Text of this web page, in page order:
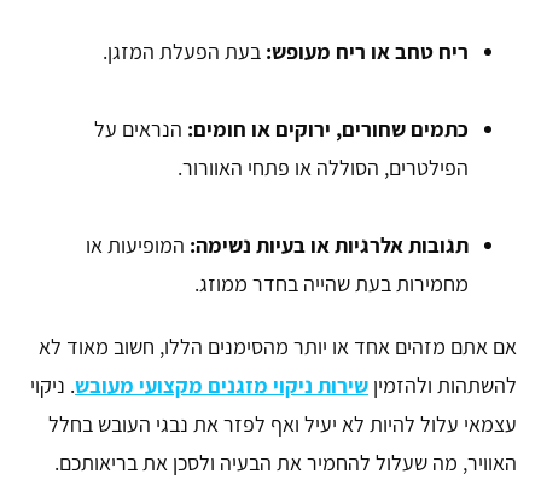
ריח טחב או ריח מעופש: בעת הפעלת המזגן.
כתמים שחורים, ירוקים או חומים: הנראים על
הפילטרים, הסוללה או פתחי האוורור.
תגובות אלרגיות או בעיות נשימה: המופיעות או
מחמירות בעת שהייה בחדר ממוזג.
אם אתם מזהים אחד או יותר מהסימנים הללו, חשוב מאוד לא
להשתהות ולהזמין שירות ניקוי מזגנים מקצועי מעובש. ניקוי
עצמאי עלול להיות לא יעיל ואף לפזר את נבגי העובש בחלל
האוויר, מה שעלול להחמיר את הבעיה ולסכן את בריאותכם.